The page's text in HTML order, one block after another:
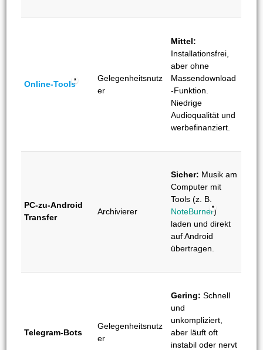
Online-Tools
Gelegenheitsnutz
er
Mittel:
Installationsfrei,
aber ohne
Massendownload
-Funktion.
Niedrige
Audioqualität und
werbefinanziert.
PC-zu-Android
Transfer
Archivierer
Sicher: Musik am
Computer mit
Tools (z. B.
NoteBurner)
laden und direkt
auf Android
übertragen.
Telegram-Bots
Gelegenheitsnutz
er
Gering:Schnell
und
unkompliziert,
aber läuft oft
instabil oder nervt